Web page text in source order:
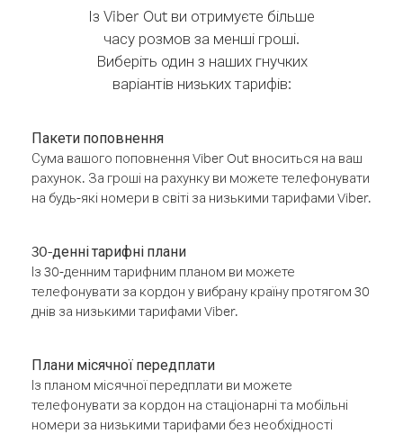
Із Viber Out ви отримуєте більше
часу розмов за менші гроші.
Виберіть один з наших гнучких
варіантів низьких тарифів:
Пакети поповнення
Сума вашого поповнення Viber Out вноситься на ваш
рахунок. За гроші на рахунку ви можете телефонувати
на будь-які номери в світі за низькими тарифами Viber.
30-денні тарифні плани
Із 30-денним тарифним планом ви можете
телефонувати за кордон у вибрану країну протягом 30
днів за низькими тарифами Viber.
Плани місячної передплати
Із планом місячної передплати ви можете
телефонувати за кордон на стаціонарні та мобільні
номери за низькими тарифами без необхідності